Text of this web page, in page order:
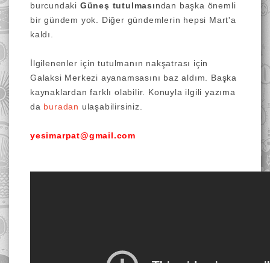
burcundaki Güneş tutulmasından başka önemli
bir gündem yok. Diğer gündemlerin hepsi Mart'a
kaldı.
İlgilenenler için tutulmanın nakşatrası için
Galaksi Merkezi ayanamsasını baz aldım. Başka
kaynaklardan farklı olabilir. Konuyla ilgili yazıma
da buradan ulaşabilirsiniz.
yesimarpat@gmail.com